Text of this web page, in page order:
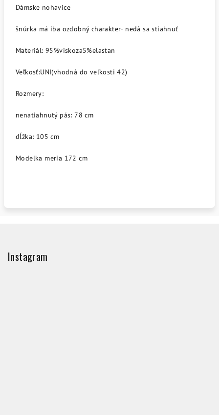
Dámske nohavice
šnúrka má iba ozdobný charakter- nedá sa stiahnuť
Materiál: 95%viskoza5%elastan
Veľkosť:UNI(vhodná do veľkosti 42)
Rozmery:
nenatiahnutý pás: 78 cm
dĺžka: 105 cm
Modelka meria 172 cm
Instagram